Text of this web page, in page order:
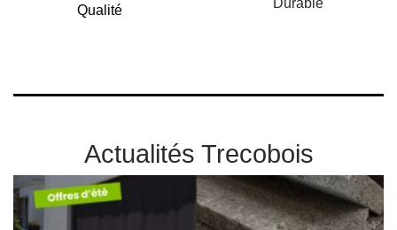
Qualité Durable
Actualités Trecobois